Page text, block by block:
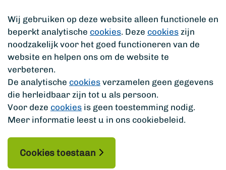
Wij gebruiken op deze website alleen functionele en
beperkt analytische cookies. Deze cookies zijn
noodzakelijk voor het goed functioneren van de
website en helpen ons om de website te
verbeteren.
De analytische cookies verzamelen geen gegevens
die herleidbaar zijn tot u als persoon.
Voor deze cookies is geen toestemming nodig.
Meer informatie leest u in ons cookiebeleid.
Cookies toestaan